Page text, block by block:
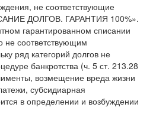
не соответствующие
ДОЛГОВ. ГАРАНТИЯ 100%».
гарантированном списании
не соответствующим
ряд категорий долгов не
банкротства (ч. 5 ст. 213.28
возмещение вреда жизни
субсидиарная
в определении и возбуждении